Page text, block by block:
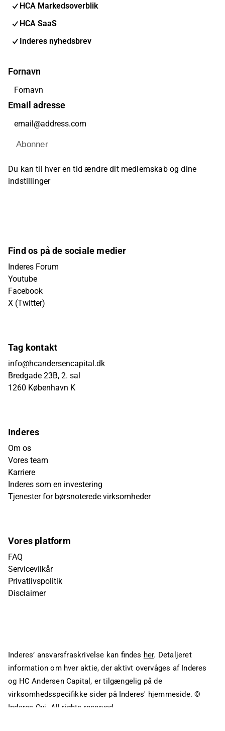
HCA Markedsoverblik
HCA SaaS
Inderes nyhedsbrev
Fornavn
Email adresse
Abonner
Du kan til hver en tid ændre dit medlemskab og dine
indstillinger
Find os på de sociale medier
Inderes Forum
Youtube
Facebook
X (Twitter)
Tag kontakt
info@hcandersencapital.dk
Bredgade 23B, 2. sal
1260 København K
Inderes
Om os
Vores team
Karriere
Inderes som en investering
Tjenester for børsnoterede virksomheder
Vores platform
FAQ
Servicevilkår
Privatlivspolitik
Disclaimer
Inderes’ ansvarsfraskrivelse kan findes her. Detaljeret
information om hver aktie, der aktivt overvåges af Inderes
og HC Andersen Capital, er tilgængelig på de
virksomhedsspecifikke sider på Inderes' hjemmeside. ©
Inderes Oyj. All rights reserved.